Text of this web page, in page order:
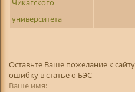
Чикагского
университета
Оставьте Ваше пожелание к
ошибку в статье о БЭС
Ваше имя: